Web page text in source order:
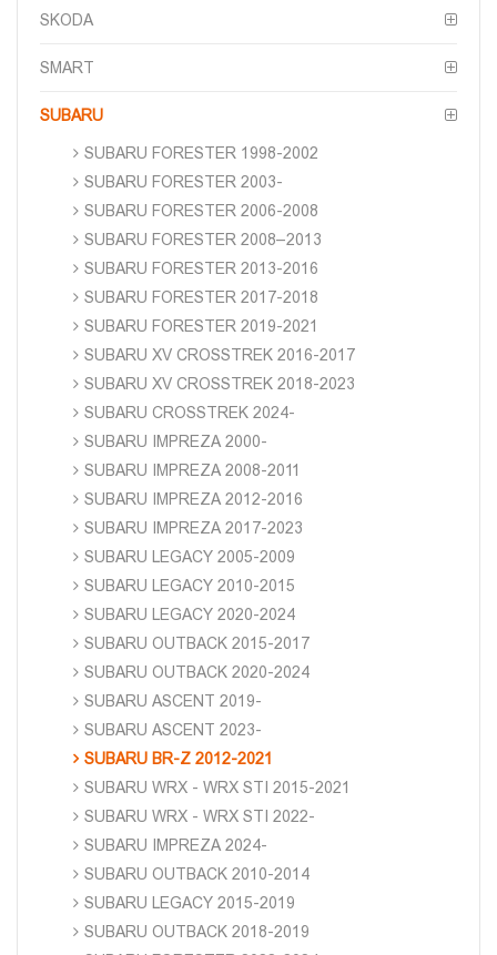
SKODA
SMART
SUBARU
SUBARU FORESTER 1998-2002
SUBARU FORESTER 2003-
SUBARU FORESTER 2006-2008
SUBARU FORESTER 2008–2013
SUBARU FORESTER 2013-2016
SUBARU FORESTER 2017-2018
SUBARU FORESTER 2019-2021
SUBARU XV CROSSTREK 2016-2017
SUBARU XV CROSSTREK 2018-2023
SUBARU CROSSTREK 2024-
SUBARU IMPREZA 2000-
SUBARU IMPREZA 2008-2011
SUBARU IMPREZA 2012-2016
SUBARU IMPREZA 2017-2023
SUBARU LEGACY 2005-2009
SUBARU LEGACY 2010-2015
SUBARU LEGACY 2020-2024
SUBARU OUTBACK 2015-2017
SUBARU OUTBACK 2020-2024
SUBARU ASCENT 2019-
SUBARU ASCENT 2023-
SUBARU BR-Z 2012-2021
SUBARU WRX - WRX STI 2015-2021
SUBARU WRX - WRX STI 2022-
SUBARU IMPREZA 2024-
SUBARU OUTBACK 2010-2014
SUBARU LEGACY 2015-2019
SUBARU OUTBACK 2018-2019